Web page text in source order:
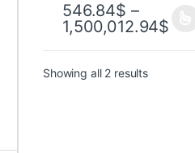
546.84$ –
1,500,012.94$
Showing all 2 results